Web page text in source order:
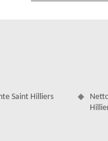
Saint Hilliers